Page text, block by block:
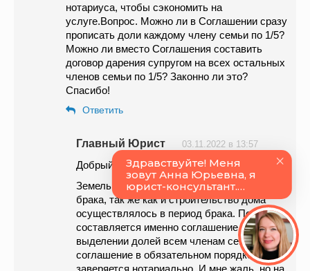
нотариуса, чтобы сэкономить на
услуге.Вопрос. Можно ли в Соглашении сразу
прописать доли каждому члену семьи по 1/5?
Можно ли вместо Соглашения составить
договор дарения супругом на всех остальных
членов семьи по 1/5? Законно ли это?
Спасибо!
Ответить
Главный Юрист 03.11.2022 в 13:57
Добрый день, Ирина.
Земельный участок приобретен в период
брака, так же как и строительство дома
осуществлялось в период брака. Поэтому
составляется именно соглашение о
выделении долей всем членам семьи и
соглашение в обязательном порядке
заверяется нотариально. И мне жаль, но на